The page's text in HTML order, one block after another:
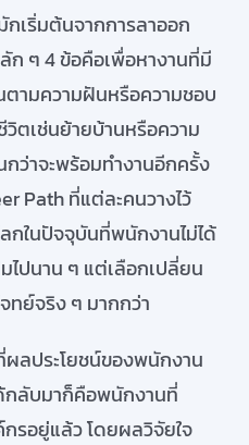
เริ่มต้นจากการลาออก
ๆ 4 ข้อคือเพื่อหางานที่มี
ตามความฝันหรือความชอบ
ตเช่นย้ายบ้านหรือความ
ว่าจะพร้อมทำงานอีกครั้ง
Path ที่แต่ละคนวางไว้
ในปัจจุบันที่พนักงานไม่ได้
ปนาน ๆ แต่เลือกเปลี่ยน
ทย์จริง ๆ มากกว่า
ผลประโยชน์ของพนักงาน
กลับมาก็คือพนักงานที่
กรอยู่แล้ว โดยผลวิจัยใจ